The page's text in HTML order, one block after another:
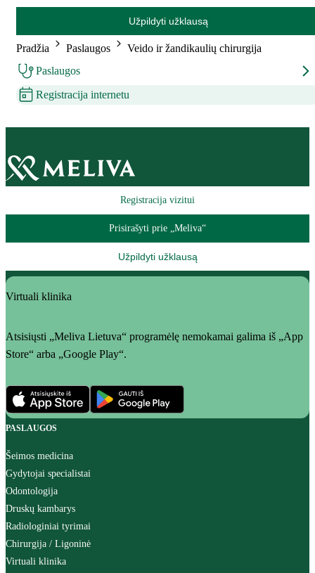
Užpildyti užklausą
Pradžia Paslaugos
Veido ir žandikaulių chirurgija
Paslaugos
Registracija internetu
Registracija vizitui
Prisirašyti prie „Meliva“
Užpildyti užklausą
Virtuali klinika
Atsisiųsti „Meliva Lietuva“ programėlę nemokamai galima iš „App
Store“ arba „Google Play“.
PASLAUGOS
Šeimos medicina
Gydytojai specialistai
Odontologija
Druskų kambarys
Radiologiniai tyrimai
Chirurgija / Ligoninė
Virtuali klinika